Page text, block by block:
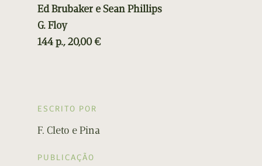
Ed Brubaker e Sean Phillips
G. Floy
144 p., 20,00 €
ESCRITO POR
F. Cleto e Pina
PUBLICAÇÃO